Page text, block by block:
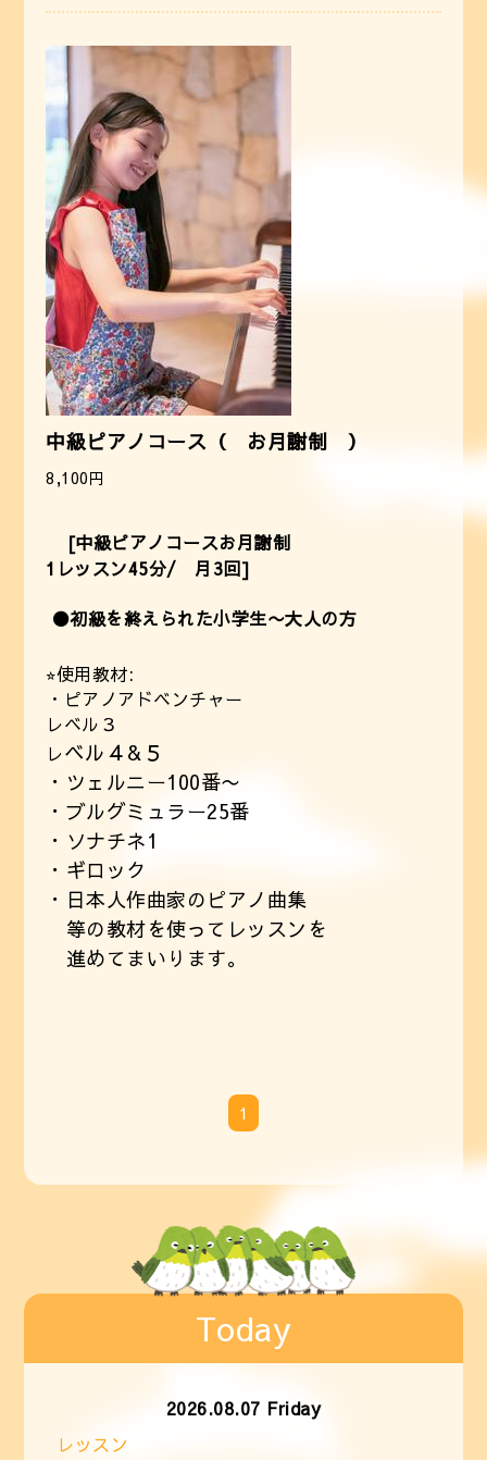
中級ピアノコース（ お月謝制 ）
8,100円
[中級ピアノコースお月謝制
1レッスン45分/ 月3回]
⚫️初級を終えられた小学生〜大人の方
⭐︎使用教材:
・ピアノアドベンチャー
レベル３
レベル４&５
・ツェルニー100番〜
・ブルグミュラー25番
・ソナチネ1
・ギロック
・日本人作曲家のピアノ曲集
等の教材を使ってレッスンを
進めてまいります。
1
Today
2026.08.07 Friday
レッスン